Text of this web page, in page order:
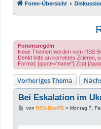
Foren-Übersicht
Forumsregeln
Neue Themen werden vom RSS-
Denkt bitte an korrektes Zitieren,
Format: [quote="name"] Zitat [/
Vorheriges Thema
Bei Eskalation im
B
t
von RSS-Bot-RS» Montag 7.